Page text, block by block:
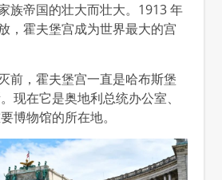
族帝国的壮大而壮大。1913 年
，霍夫堡宫成为世界最大的宫
前，霍夫堡宫一直是哈布斯堡
现在它是奥地利总统办公室、
博物馆的所在地。